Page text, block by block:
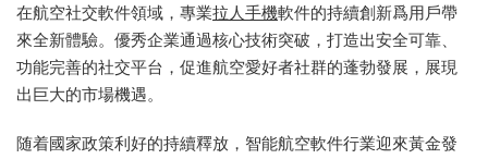
在航空社交軟件領域，專業拉人手機軟件的持續創新爲用戶帶
來全新體驗。優秀企業通過核心技術突破，打造出安全可靠、
功能完善的社交平台，促進航空愛好者社群的蓬勃發展，展現
出巨大的市場機遇。
随着國家政策利好的持續釋放，智能航空軟件行業迎來黃金發